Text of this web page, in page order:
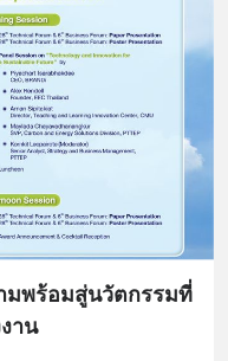
มพร้อมสู่นวัตกรรมที่
าน